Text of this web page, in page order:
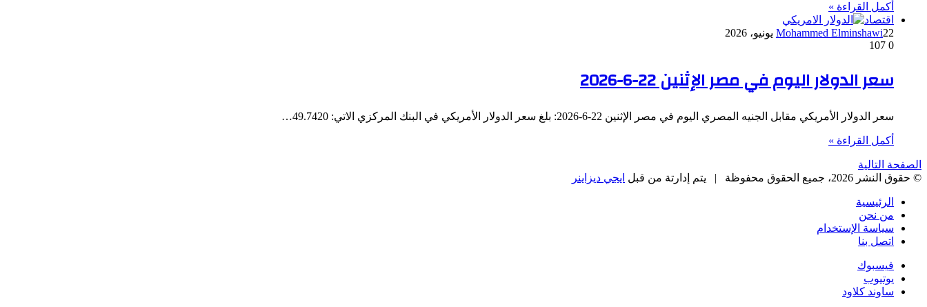
أكمل القراءة »
اقتصاد
Mohammed Elminshawi22 يونيو، 2026
0
سعر الدولار اليوم في مصر الإثنين 22-6-2026
سعر الدولار الأمريكي مقابل الجنيه المصري اليوم في مصر الإثنين 22-6-2026: بلغ سعر الدولار الأمريكي في البنك المركزي الاتي: 49.7420…
أكمل القراءة »
الصفحة التالية
© حقوق النشر 2026، جميع الحقوق محفوظة |
يتم إدارتة من قبل ايجي ديزاينر
الرئيسية
من نحن
سياسة الإستخدام
اتصل بنا
فيسبوك
يوتيوب
ساوند كلاود